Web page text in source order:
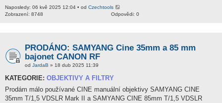
Naposledy: 06 kvě 2025 12:04 • od Czechtools
Odpovědi: 0
Zobrazení: 8748
PRODÁNO: SAMYANG Cine 35mm a 85 mm
bajonet CANON RF
od JardaB » 18 dub 2025 11:39
KATEGORIE: OBJEKTIVY A FILTRY
Prodám málo používané CINE manuální objektivy SAMYANG CINE
35mm T/1,5 VDSLR Mark II a SAMYANG CINE 85mm T/1,5 VDSLR